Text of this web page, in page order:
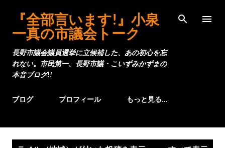
スキップしてメイン コンテンツに移動
『全部言います!』小泉
一真の市議会トーク
長野市議会議員選挙に立候補した、あの初心を忘
れない。市民第一、長野市議・こいずみかずまの
本音ブログ!!
ブログ プロフィール もっと見る…